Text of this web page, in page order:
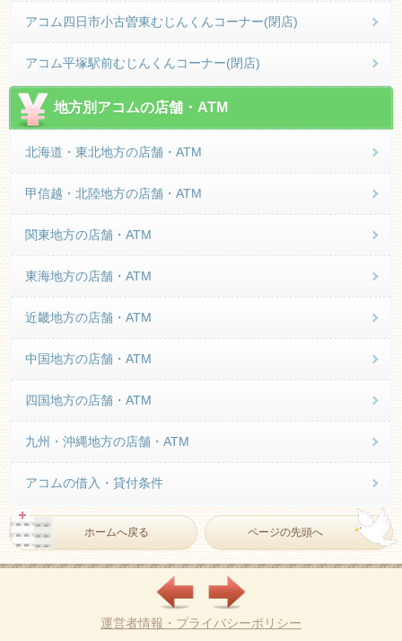
アコム四日市小古曽東むじんくんコーナー(閉店)
アコム平塚駅前むじんくんコーナー(閉店)
地方別アコムの店舗・ATM
北海道・東北地方の店舗・ATM
甲信越・北陸地方の店舗・ATM
関東地方の店舗・ATM
東海地方の店舗・ATM
近畿地方の店舗・ATM
中国地方の店舗・ATM
四国地方の店舗・ATM
九州・沖縄地方の店舗・ATM
アコムの借入・貸付条件
ホームへ戻る ページの先頭へ
運営者情報・プライバシーポリシー